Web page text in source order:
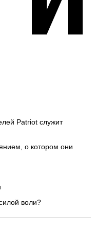
Patriot служит
о котором они
воли?